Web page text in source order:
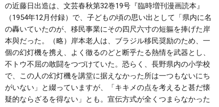
の近藤日出造は、文芸春秋第32巻19号『臨時増刊漫画読本』
（1954年12月付録）で、子どもの頃の思い出として「県内に名
の轟いていたのが、移民事業にその四尺六寸の短軀を捧げた岸
本與だった。（略）岸本老人は、ブラジル移民奨励のため、一
個の幻灯機を携え、よく徹るのどと断乎たる熱情を武器とし、
不トウ不屈の敢闘をつづけていた。恐らく、長野県内の小学校
で、この人の幻灯機を講堂に据えなかった所は一つもないにち
がいない」と綴っていますが、「キキメの点を考えると甚だ懐
疑的ならざるを得ない」とも。宣伝方式が全くつまらなかった